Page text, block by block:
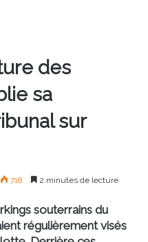
des
sa
sur
718 2 minutes de lecture
souterrains du
régulièrement visés